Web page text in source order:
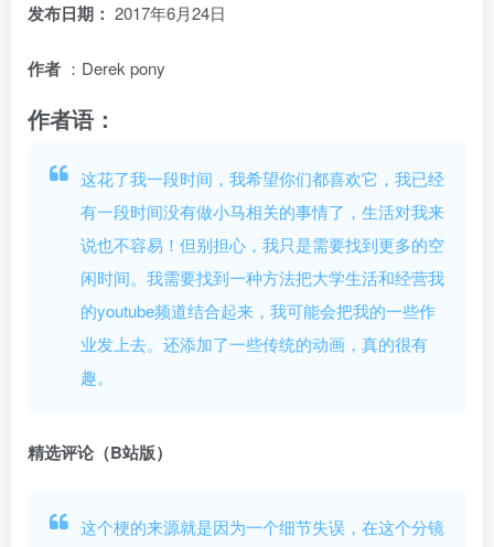
发布日期： 2017年6月24日
作者 ：Derek pony
作者语：
这花了我一段时间，我希望你们都喜欢它，我已经
有一段时间没有做小马相关的事情了，生活对我来
说也不容易！但别担心，我只是需要找到更多的空
闲时间。我需要找到一种方法把大学生活和经营我
的youtube频道结合起来，我可能会把我的一些作
业发上去。还添加了一些传统的动画，真的很有
趣。
精选评论（B站版）
这个梗的来源就是因为一个细节失误，在这个分镜